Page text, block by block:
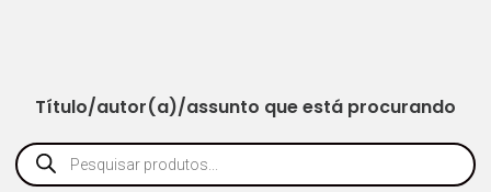
Título/autor(a)/assunto que está procurando